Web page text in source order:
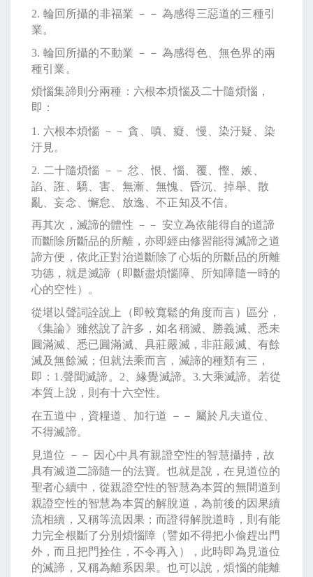
2. 輪回所攝的非福業 －－ 為感得三惡道的三種引
業。
3. 輪回所攝的不動業 －－ 為感得色、無色界的兩
種引業。
煩惱集諦則分兩種：六根本煩惱及二十隨煩惱，
即：
1. 六根本煩惱 －－ 貪、嗔、癡、慢、染汙疑、染
汙見。
2. 二十隨煩惱 －－ 忿、恨、惱、覆、慳、嫉、
諂、誑、驕、害、無漸、無愧、昏沉、掉舉、散
亂、妄念、懈怠、放逸、不正知及不信。
再其次，滅諦的體性 －－ 安立為依能得自的道諦
而斷除所斷品的所離，亦即經由修習能得滅諦之道
諦方便，依此正對治道斷除了心垢的所斷品的所離
功德，就是滅諦（即斷盡煩惱障、所知障隨一時的
心的空性）。
從堪以聲詞詮說上（即較寬鬆的角度而言）區分，
《集論》雖然說了許多，如名稱滅、勝義滅、悉未
圓滿滅、悉已圓滿滅、具莊嚴滅，非莊嚴滅、有餘
滅及無餘滅；但就法乘而言，滅諦的種類有三，
即： 1.聲聞滅諦。 2 、緣覺滅諦。3.大乘滅諦。若從
本質上說，則有十六空性。
在五道中，資糧道、加行道 －－ 屬於凡夫道位、
不得滅諦。
見道位 －－ 因心中具有親證空性的智慧攝持，故
具有滅道二諦隨一的法寶。也就是說，在見道位的
聖者心續中，從親證空性的智慧為本質的無間道到
親證空性的智慧為本質的解脫道，為前後的因果續
流相續，又稱等流因果；而證得解脫道時，則有能
力完全根斷了分別煩惱障（譬如不得把小偷趕出門
外，而且把門拴住，不令再入），此時即為見道位
的滅諦，又稱為離系因果。也可以說，煩惱的能離